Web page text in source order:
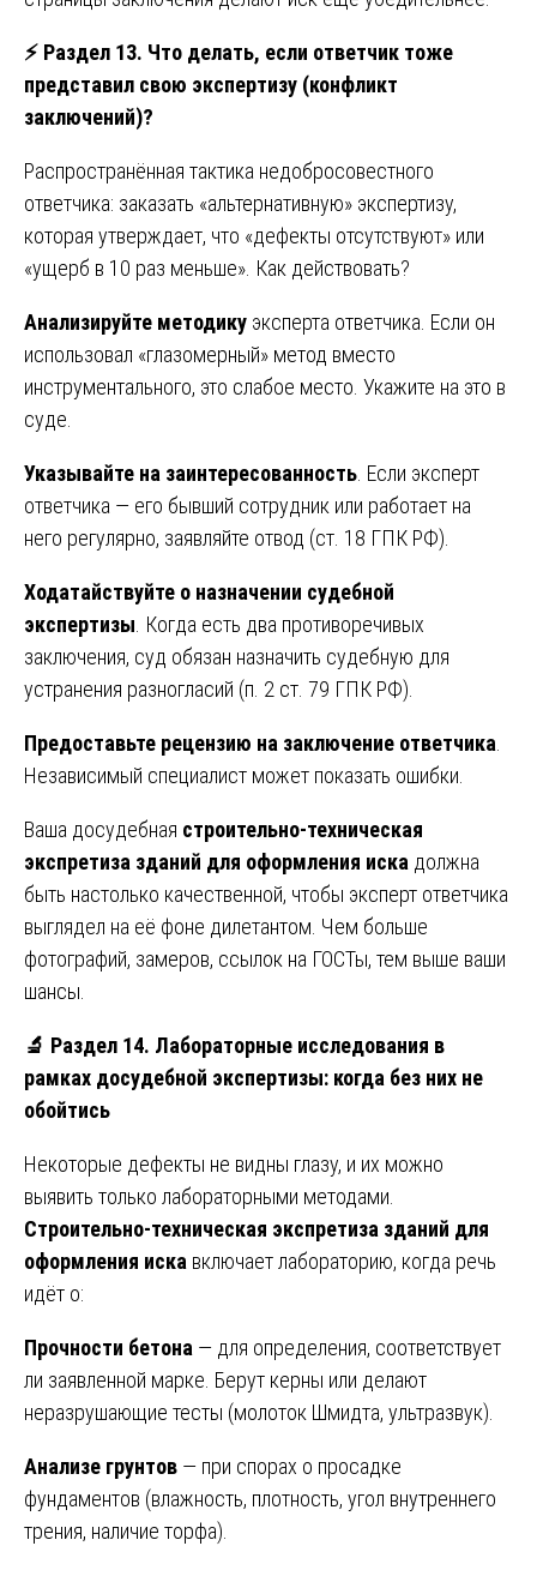
⚡ Раздел 13. Что делать, если ответчик тоже
представил свою экспертизу (конфликт
заключений)?
Распространённая тактика недобросовестного
ответчика: заказать «альтернативную» экспертизу,
которая утверждает, что «дефекты отсутствуют» или
«ущерб в 10 раз меньше». Как действовать?
Анализируйте методику эксперта ответчика. Если он
использовал «глазомерный» метод вместо
инструментального, это слабое место. Укажите на это в
суде.
Указывайте на заинтересованность . Если эксперт
ответчика — его бывший сотрудник или работает на
него регулярно, заявляйте отвод (ст. 18 ГПК РФ).
Ходатайствуйте о назначении судебной
экспертизы . Когда есть два противоречивых
заключения, суд обязан назначить судебную для
устранения разногласий (п. 2 ст. 79 ГПК РФ).
Предоставьте рецензию на заключение ответчика
Независимый специалист может показать ошибки.
Ваша досудебная строительно-техническая
экспретиза зданий для оформления иска должна
быть настолько качественной, чтобы эксперт ответчика
выглядел на её фоне дилетантом. Чем больше
фотографий, замеров, ссылок на ГОСТы, тем выше ваши
шансы.
🔬 Раздел 14. Лабораторные исследования в
рамках досудебной экспертизы: когда без них не
обойтись
Некоторые дефекты не видны глазу, и их можно
выявить только лабораторными методами.
Строительно-техническая экспретиза зданий для
оформления иска включает лабораторию, когда речь
идёт о:
Прочности бетона — для определения, соответствует
ли заявленной марке. Берут керны или делают
неразрушающие тесты (молоток Шмидта, ультразвук).
Анализе грунтов — при спорах о просадке
фундаментов (влажность, плотность, угол внутреннего
трения, наличие торфа).